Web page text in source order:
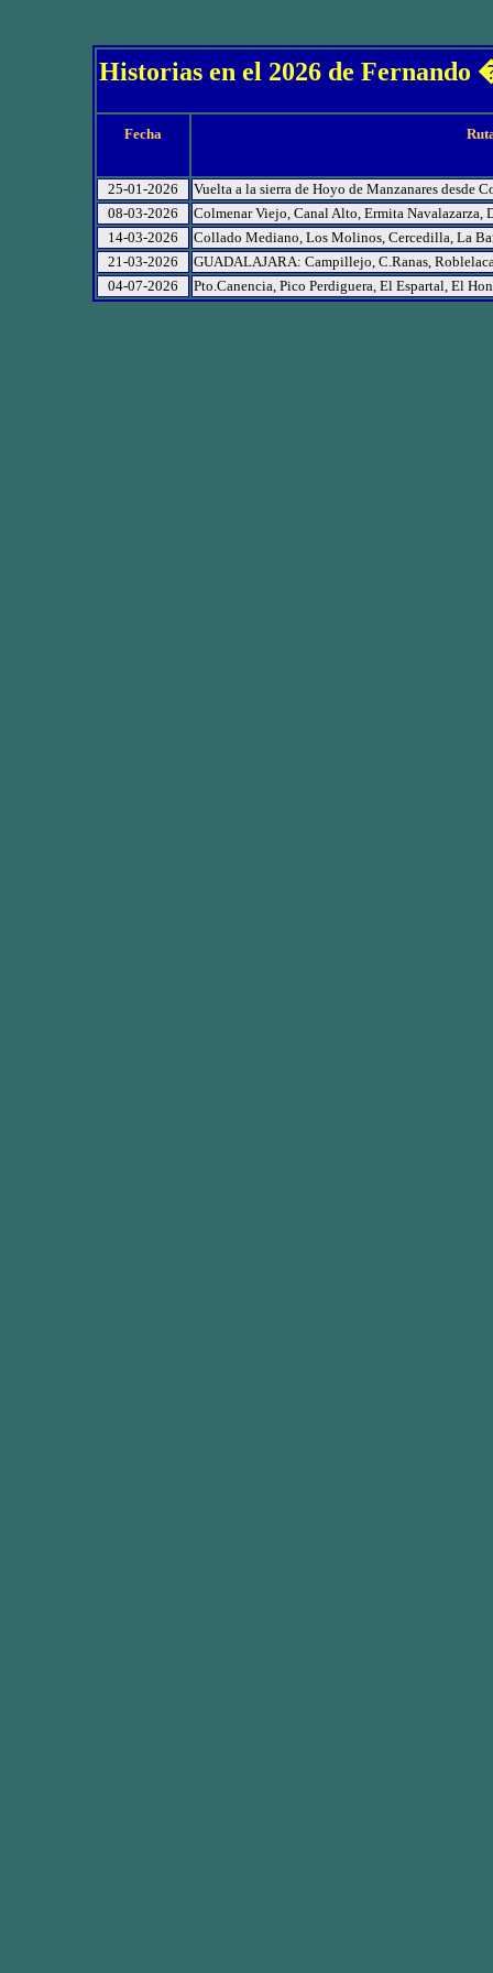
Historias en el 2026 de
Fecha
25-01-2026
Vuelta a la sierra de Hoyo de Manzanares desde
08-03-2026
Colmenar Viejo, Canal Alto, Ermita
14-03-2026
Collado Mediano, Los Molinos, Cercedilla, La
21-03-2026
GUADALAJARA: Campillejo, C.Ranas,
04-07-2026
Pto.Canencia, Pico Perdiguera, El Espartal, El